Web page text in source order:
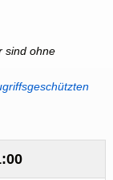
sind ohne